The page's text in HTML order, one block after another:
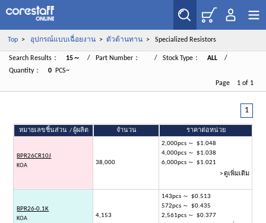
Top> อุปกรณ์แบบเฉื่อยงาน> ตัวต้านทาน> Specialized Resistors
Search Results： 15～ / Part Number： / Stock Type： ALL
/
Quantity：
0
PCS~
Page 1 of 1
1
หมายเลขชิ้นส่วน / ผู้ผลิต จำนวน ราคาต่อหน่วย
BPR26CR10J
KOA 38,000
2,000pcs ～ $1.048
4,000pcs ～ $1.038
6,000pcs ～ $1.021
> ดูเพิ่มเติม
BPR26-0.1K
KOA 4,153
143pcs ～ $0.513
572pcs ～ $0.435
2,561pcs ～ $0.377